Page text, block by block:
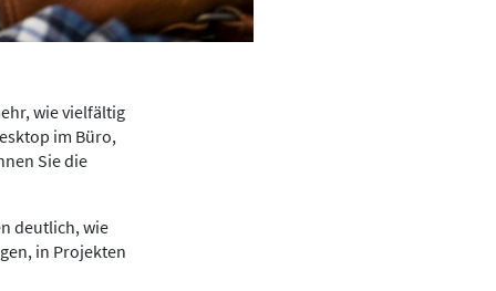
wie vielfältig
im Büro,
Sie die
deutlich, wie
in Projekten